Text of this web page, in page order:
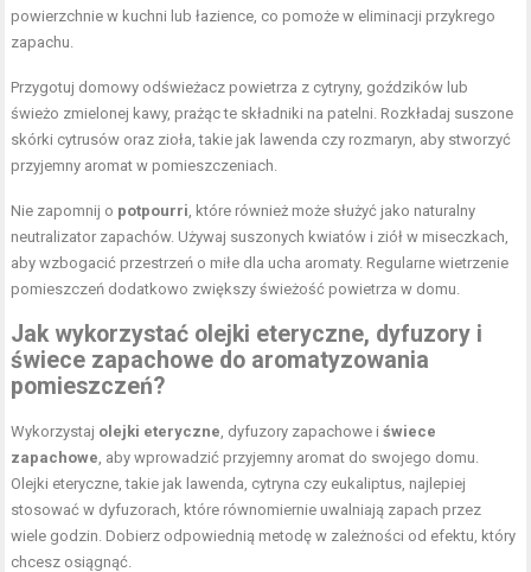
powierzchnie w kuchni lub łazience, co pomoże w eliminacji przykrego
zapachu.
Przygotuj domowy odświeżacz powietrza z cytryny, goździków lub
świeżo zmielonej kawy, prażąc te składniki na patelni. Rozkładaj suszone
skórki cytrusów oraz zioła, takie jak lawenda czy rozmaryn, aby stworzyć
przyjemny aromat w pomieszczeniach.
Nie zapomnij o potpourri , które również może służyć jako naturalny
neutralizator zapachów. Używaj suszonych kwiatów i ziół w miseczkach,
aby wzbogacić przestrzeń o miłe dla ucha aromaty. Regularne wietrzenie
pomieszczeń dodatkowo zwiększy świeżość powietrza w domu.
Jak wykorzystać olejki eteryczne, dyfuzory i
świece zapachowe do aromatyzowania
pomieszczeń?
Wykorzystaj olejki eteryczne , dyfuzory zapachowe iświece
zapachowe , aby wprowadzić przyjemny aromat do swojego domu.
Olejki eteryczne, takie jak lawenda, cytryna czy eukaliptus, najlepiej
stosować w dyfuzorach, które równomiernie uwalniają zapach przez
wiele godzin. Dobierz odpowiednią metodę w zależności od efektu, który
chcesz osiągnąć.